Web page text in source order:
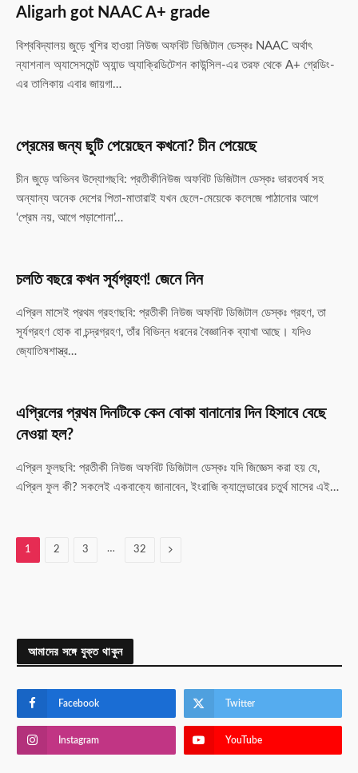
Aligarh got NAAC A+ grade
বিশ্ববিদ্যালয় জুড়ে খুশির হাওয়া নিউজ অফবিট ডিজিটাল ডেস্কঃ NAAC অর্থাৎ
ন্যাশনাল অ্যাসেসমেন্ট অ্যান্ড অ্যাক্রিডিটেশন কাউন্সিল-এর তরফ থেকে A+ গ্রেডিং-
এর তালিকায় এবার জায়গা…
প্রেমের জন্য ছুটি পেয়েছেন কখনো? চীন পেয়েছে
চীন জুড়ে অভিনব উদ্যোগছবি: প্রতীকীনিউজ অফবিট ডিজিটাল ডেস্কঃ ভারতবর্ষ সহ
অন্যান্য অনেক দেশের পিতা-মাতারাই যখন ছেলে-মেয়েকে কলেজে পাঠানোর আগে
‘প্রেম নয়, আগে পড়াশোনা’…
চলতি বছরে কখন সূর্যগ্রহণ! জেনে নিন
এপ্রিল মাসেই প্রথম গ্রহণছবি: প্রতীকী নিউজ অফবিট ডিজিটাল ডেস্কঃ গ্রহণ, তা
সূর্যগ্রহণ হোক বা চন্দ্রগ্রহণ, তাঁর বিভিন্ন ধরনের বৈজ্ঞানিক ব্যাখা আছে। যদিও
জ্যোতিষশাস্ত্র…
এপ্রিলের প্রথম দিনটিকে কেন বোকা বানানোর দিন হিসাবে বেছে
নেওয়া হল?
এপ্রিল ফুলছবি: প্রতীকী নিউজ অফবিট ডিজিটাল ডেস্কঃ যদি জিজ্ঞেস করা হয় যে,
এপ্রিল ফুল কী? সকলেই একবাক্যে জানাবেন, ইংরাজি ক্যালেন্ডারের চতুর্থ মাসের এই…
1 2 3 … 32 Next
আমাদের সঙ্গে যুক্ত থাকুন
Facebook Twitter
Instagram YouTube